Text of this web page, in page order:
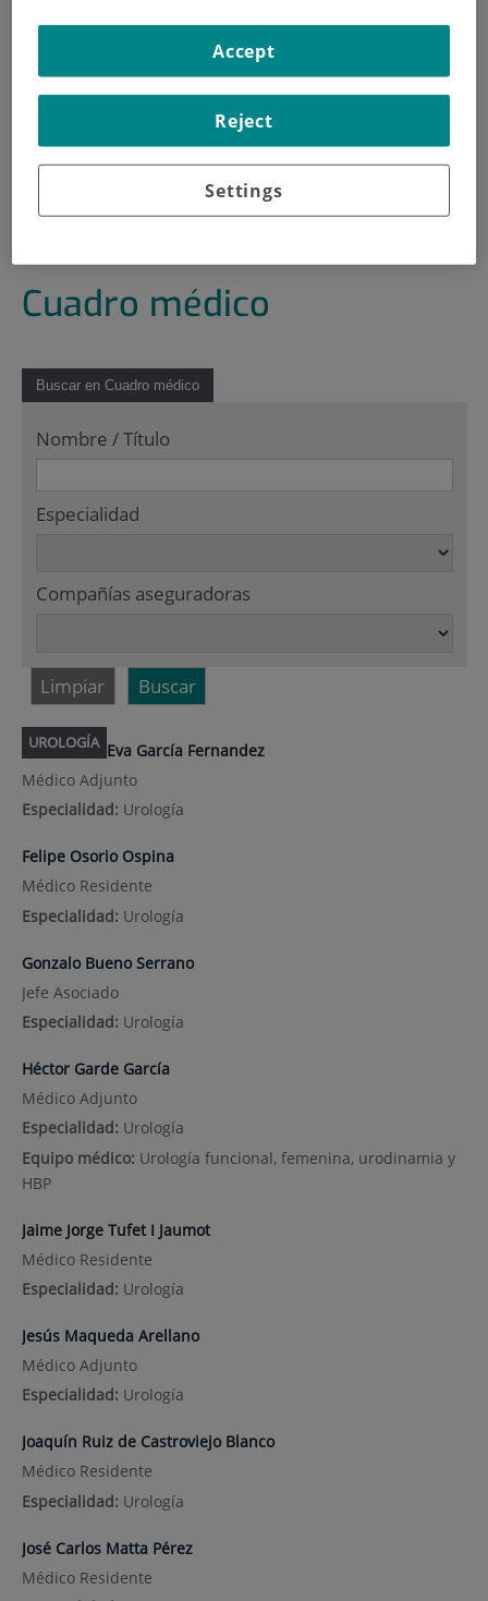
Teléfono de atención al usuario
900 301 013
Cuadro médico
Buscar en Cuadro médico
Nombre / Título
Especialidad
Compañías aseguradoras
Limpiar Buscar
UROLOGÍA Eva García Fernandez
Médico Adjunto
Especialidad: Urología
Felipe Osorio Ospina
Médico Residente
Especialidad: Urología
Gonzalo Bueno Serrano
Jefe Asociado
Especialidad: Urología
Héctor Garde García
Médico Adjunto
Especialidad: Urología
Equipo médico: Urología funcional, femenina, urodinamia y
HBP
Jaime Jorge Tufet I Jaumot
Médico Residente
Especialidad: Urología
Jesús Maqueda Arellano
Médico Adjunto
Especialidad: Urología
Joaquín Ruiz de Castroviejo Blanco
Médico Residente
Especialidad: Urología
José Carlos Matta Pérez
Médico Residente
Settings
Reject
Accept